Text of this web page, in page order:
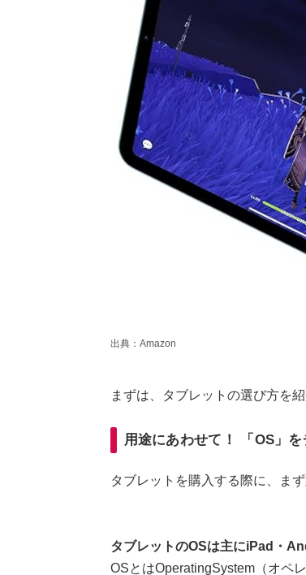
出典：Amazon
まずは、タブレットの選び方を
用途にあわせて！ 「OS」を
タブレットを購入する際に、ま
タブレットのOSは主にiPad・
OSとはOperatingSystem（オペ